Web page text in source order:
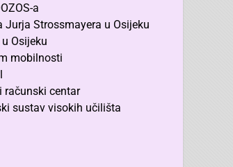
a
Jurja Strossmayera u Osijeku
Osijeku
mobilnosti
računski centar
sustav visokih učilišta